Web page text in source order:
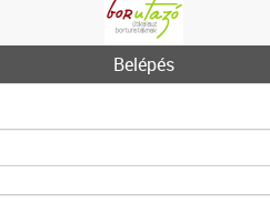
Belépés